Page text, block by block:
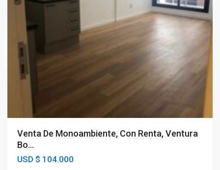
Venta De Monoambiente, Con Renta, Ventura
Bo...
USD $ 104.000